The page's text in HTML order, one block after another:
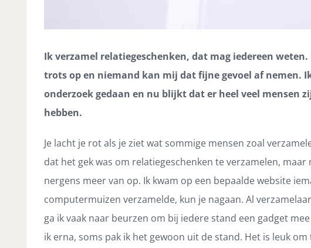
Ik verzamel relatiegeschenken, dat mag iedereen
trots op en niemand kan mij dat fijne gevoel af nemen.
onderzoek gedaan en nu blijkt dat er heel veel mensen
hebben.
Je lacht je rot als je ziet wat sommige mensen zoal
dat het gek was om relatiegeschenken te verzamelen,
nergens meer van op. Ik kwam op een bepaalde website
computermuizen verzamelde, kun je nagaan. Al
ga ik vaak naar beurzen om bij iedere stand een gadget
ik erna, soms pak ik het gewoon uit de stand. Het is leuk